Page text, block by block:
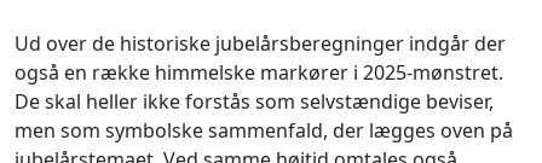
Ud over de historiske jubelårsberegninger indgår der
også en række himmelske markører i 2025-mønstret.
De skal heller ikke forstås som selvstændige beviser,
men som symbolske sammenfald, der lægges oven på